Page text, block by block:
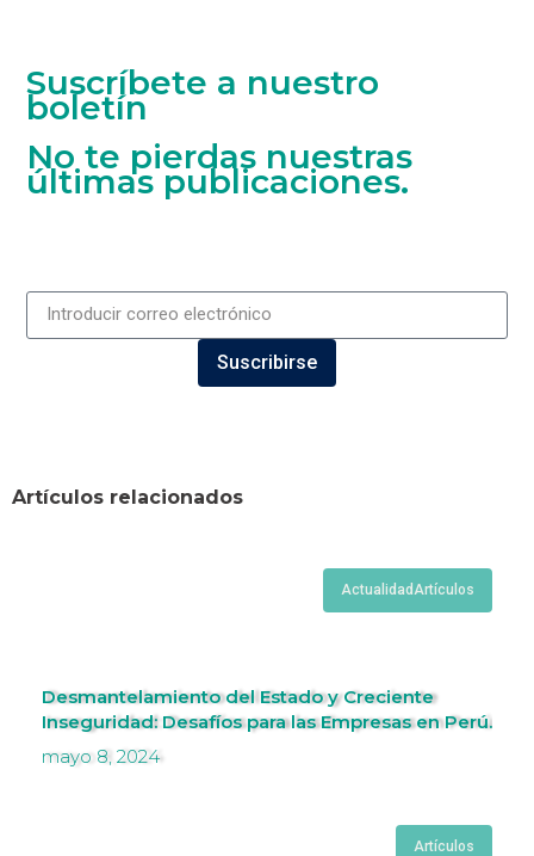
Suscríbete a nuestro
boletín
No te pierdas nuestras
últimas publicaciones.
Suscribirse
Artículos relacionados
ActualidadArtículos
Desmantelamiento del Estado y Creciente
Inseguridad: Desafíos para las Empresas en Perú.
mayo 8, 2024
Artículos